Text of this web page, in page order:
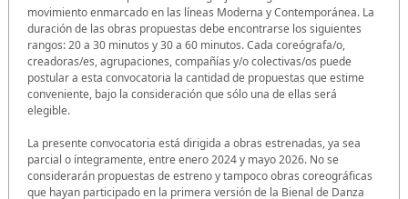
movimiento enmarcado en las líneas Moderna y Contemporánea. La
duración de las obras propuestas debe encontrarse los siguientes
rangos: 20 a 30 minutos y 30 a 60 minutos. Cada coreógrafa/o,
creadoras/es, agrupaciones, compañías y/o colectivas/os puede
postular a esta convocatoria la cantidad de propuestas que estime
conveniente, bajo la consideración que sólo una de ellas será
elegible.
La presente convocatoria está dirigida a obras estrenadas, ya sea
parcial o íntegramente, entre enero 2024 y mayo 2026. No se
considerarán propuestas de estreno y tampoco obras coreográficas
que hayan participado en la primera versión de la Bienal de Danza